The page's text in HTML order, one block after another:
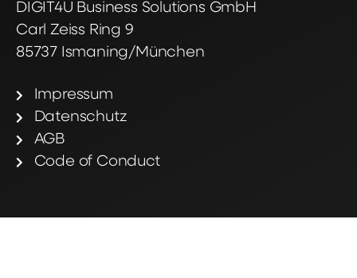
DIGIT4U Business Solutions GmbH
Carl Zeiss Ring 9
85737 Ismaning/München
Impressum
Datenschutz
AGB
Code of Conduct